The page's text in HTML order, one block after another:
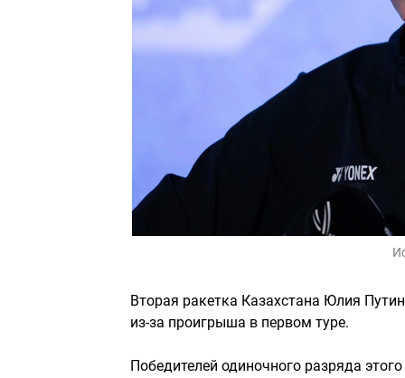
Вторая ракетка Казахстана Юлия
из-за проигрыша в первом туре.
Победителей одиночного разряда